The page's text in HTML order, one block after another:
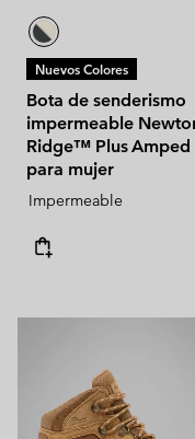
Nuevos Colores
Bota de senderismo
impermeable
Ridge™ Plus Amped
para mujer
Impermeable